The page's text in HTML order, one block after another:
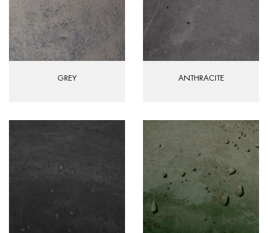
GREY ANTHRACITE